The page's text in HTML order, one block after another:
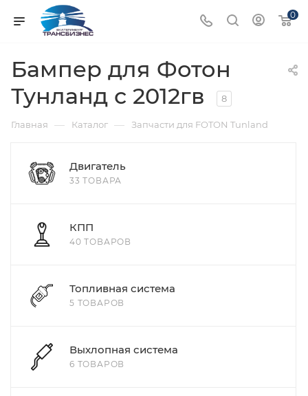
0
Бампер для Фотон
Тунланд с 2012гв
8
Главная — Каталог — Запчасти для FOTON Tunland
Двигатель
33 ТОВАРА
КПП
40 ТОВАРОВ
Топливная система
5 ТОВАРОВ
Выхлопная система
6 ТОВАРОВ